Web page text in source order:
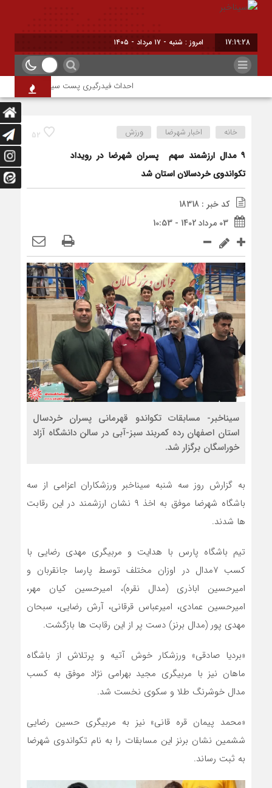
17:19:28 امروز : شنبه - ۱۷ مرداد - ۱۴۰۵
احداث فیدرگیری پست سیار شهرک رازی؛
52 خانه اخبار شهرضا ورزش
۹ مدال ارزشمند سهم پسران شهرضا در رویداد
تکواندوی خردسالان استان شد
کد خبر : 18318
03 مرداد 1402 - 10:53
سیناخبر- مسابقات تکواندو قهرمانی پسران خردسال
استان اصفهان رده کمربند سبز-آبی در سالن دانشگاه آزاد
خوراسگان برگزار شد.
به گزارش روز سه شنبه سیناخبر ورزشکاران اعزامی از سه
باشگاه شهرضا موفق به اخذ ۹ نشان ارزشمند در این رقابت
ها شدند.
تیم باشگاه پارس با هدایت و مربیگری مهدی رضایی با
کسب ۷مدال در اوزان مختلف توسط پارسا جانقربان و
امیرحسین اباذری (مدال نقره)، امیرحسین کیان مهر،
امیرحسین عمادی، امیرعباس قرقانی، آرش رضایی، سبحان
مهدی پور (مدال برنز) دست پر از این رقابت ها بازگشت.
«بردیا صادقی» ورزشکار خوش آتیه و پرتلاش از باشگاه
ماهان نیز با مربیگری مجید بهرامی نژاد موفق به کسب
مدال خوشرنگ طلا و سکوی نخست شد.
«محمد پیمان قره قانی» نیز به مربیگری حسین رضایی
ششمین نشان برنز این مسابقات را به نام تکواندوی شهرضا
به ثبت رساند.